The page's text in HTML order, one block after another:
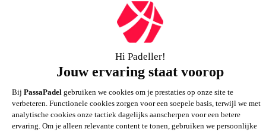
Groot assortiment
Gigantisch assortiment met meer dan 21.000+
artikelen